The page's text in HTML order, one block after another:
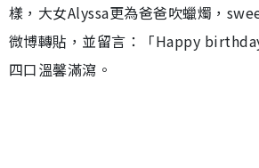
樣，大女Alyssa更為爸爸吹蠟燭，
微博轉貼，並留言：「Happy
四口溫馨滿瀉。